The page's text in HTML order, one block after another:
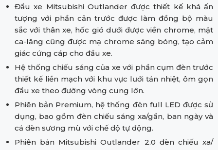
Đầu xe Mitsubishi Outlander được thiết kế khá ấn
tượng với phần cản trước được làm đồng bộ màu
sắc với thân xe, hốc gió dưới được viền chrome, mặt
ca-lăng cũng được mạ chrome sáng bóng, tạo cảm
giác cứng cáp cho đầu xe.
Hệ thống chiếu sáng của xe với phần cụm đèn trước
thiết kế liền mạch với khu vực lưới tản nhiệt, ôm gọn
đầu xe theo đường vòng cung lớn.
Phiên bản Premium, hệ thống đèn full LED được sử
dụng, bao gồm đèn chiếu sáng xa/gần, ban ngày và
cả đèn sương mù với chế độ tự động.
Phiên bản Mitsubishi Outlander 2.0 đèn chiếu xa/